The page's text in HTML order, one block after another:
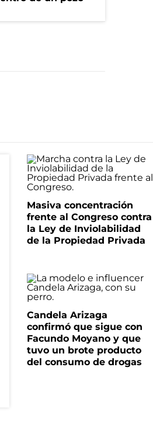
Masiva concentración
frente al Congreso contra
la Ley de Inviolabilidad
de la Propiedad Privada
Candela Arizaga
confirmó que sigue con
Facundo Moyano y que
tuvo un brote producto
del consumo de drogas